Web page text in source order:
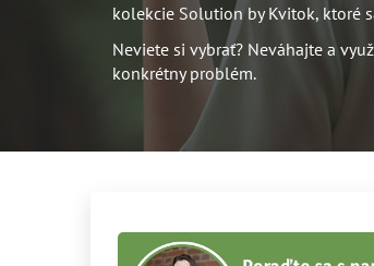
kolekcie Solution by Kvitok, ktoré
Neviete si vybrať? Neváhajte a
konkrétny problém.
B